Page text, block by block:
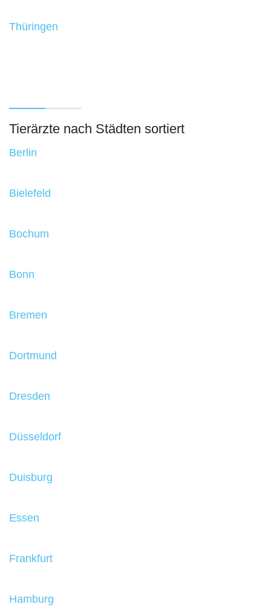
Thüringen
Tierärzte nach Städten sortiert
Berlin
Bielefeld
Bochum
Bonn
Bremen
Dortmund
Dresden
Düsseldorf
Duisburg
Essen
Frankfurt
Hamburg